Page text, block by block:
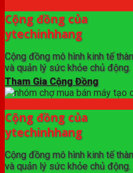
Cộng đồng của
ytechinhhang
Cộng đồng mô hình kinh tế
và quản lý sức khỏe chủ động.
Tham Gia Cộng Đồng
Cộng đồng của
ytechinhhang
Cộng đồng mô hình kinh tế
và quản lý sức khỏe chủ động.